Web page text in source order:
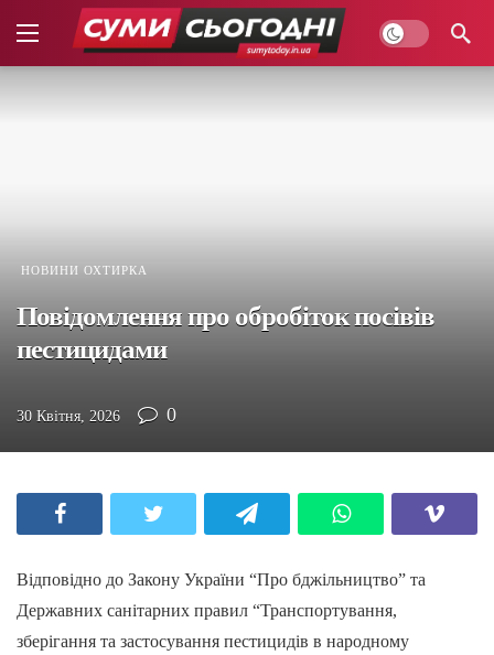
НОВИНИ ОХТИРКА
Повідомлення про обробіток посівів
пестицидами
30 Квітня, 2026 0
Відповідно до Закону України “Про бджільництво” та
Державних санітарних правил “Транспортування,
зберігання та застосування пестицидів в народному